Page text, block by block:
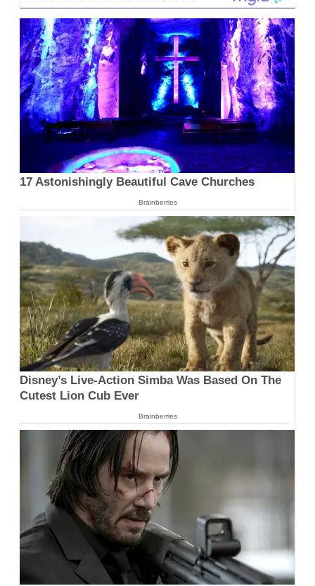
17 Astonishingly Beautiful Cave Churches
Brainberries
Disney’s Live-Action Simba Was Based On The
Cutest Lion Cub Ever
Brainberries